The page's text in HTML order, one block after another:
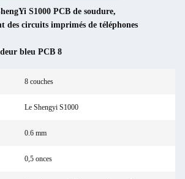
S1000 PCB de soudure,
des circuits imprimés de téléphones
bleu PCB 8
8 couches
Le Shengyi S1000
0.6 mm
0,5 onces